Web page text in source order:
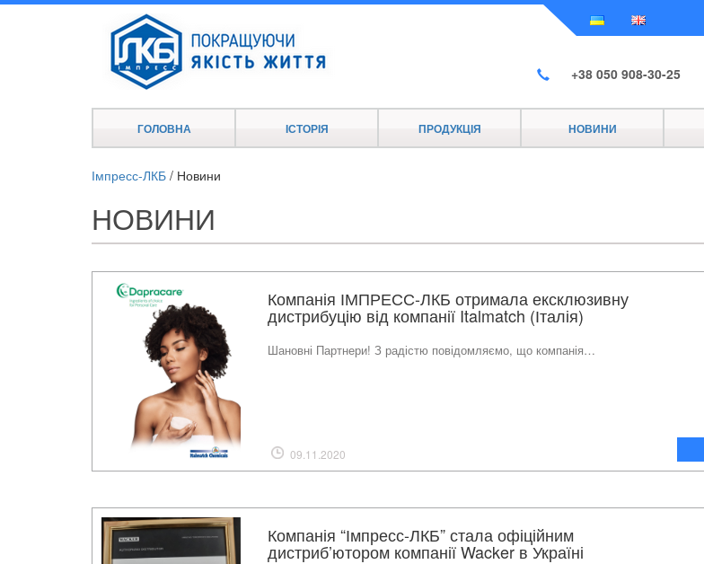
+38 050 908-30-25
ГОЛОВНА ІСТОРІЯ ПРОДУКЦІЯ НОВИНИ
Імпресс-ЛКБ / Новини
НОВИНИ
Компанія ІМПРЕСС-ЛКБ отримала ексклюзивну
дистрибуцію від компанії Italmatch (Італія)
Шановні Партнери! З радістю повідомляємо, що компанія…
09.11.2020
Компанія “Імпресс-ЛКБ” стала офіційним
дистриб’ютором компанії Wacker в Україні